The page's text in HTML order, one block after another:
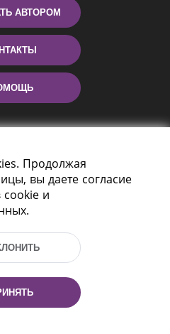
АВТОРОМ
220114
Факс: (+375 17)
Продолжая
вы даете согласие
cookie и